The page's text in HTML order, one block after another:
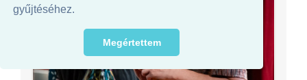
gyűjtéséhez.
Megértettem